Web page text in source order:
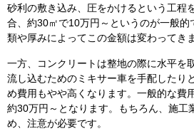
砂利の敷き込み、圧をかけるという工程
合、約30㎡で10万円～というのが一般
類や厚みによってこの金額は変わってきま
一方、コンクリートは整地の際に水平を
流し込むためのミキサー車を手配したり
め費用もやや高くなります。一般的な費
約30万円～となります。もちろん、施工
め、注意が必要です。